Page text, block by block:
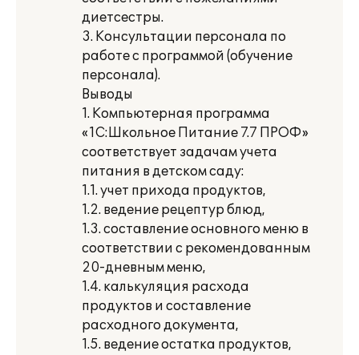
диетсестры.
3. Консультации персонала по
работе с программой (обучение
персонала).
Выводы
1. Компьютерная программа
«1С:Школьное Питание 7.7 ПРОФ»
соответствует задачам учета
питания в детском саду:
1.1. учет прихода продуктов,
1.2. ведение рецептур блюд,
1.3. составление основного меню в
соответствии с рекомендованным
20-дневным меню,
1.4. калькуляция расхода
продуктов и составление
расходного документа,
1.5. ведение остатка продуктов,